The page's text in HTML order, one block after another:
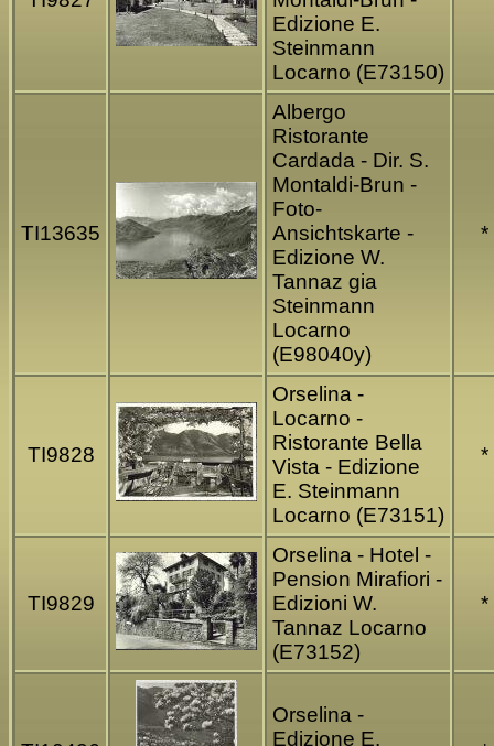
Edizione E.
Steinmann
Locarno (E73150)
TI13635
Albergo
Ristorante
Cardada - Dir. S.
Montaldi-Brun -
Foto-
Ansichtskarte -
Edizione W.
Tannaz gia
Steinmann
Locarno
(E98040y)
*
TI9828
Orselina -
Locarno -
Ristorante Bella
Vista - Edizione
E. Steinmann
Locarno (E73151)
*
TI9829
Orselina - Hotel -
Pension Mirafiori -
Edizioni W.
Tannaz Locarno
(E73152)
*
Orselina -
Edizione E.